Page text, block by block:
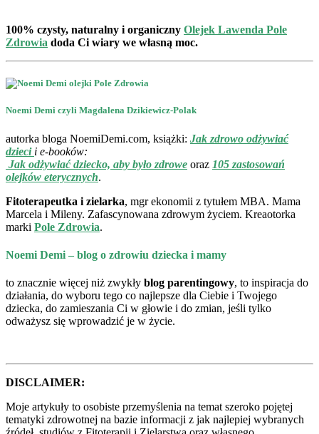
100% czysty, naturalny i organiczny Olejek Lawenda Pole
Zdrowia doda Ci wiary we własną moc.
Noemi Demi czyli Magdalena Dzikiewicz-Polak
autorka bloga NoemiDemi.com, książki: Jak zdrowo odżywiać
dzieci i e-booków:
Jak odżywiać dziecko, aby było zdrowe oraz 105 zastosowań
olejków eterycznych.
Fitoterapeutka i zielarka, mgr ekonomii z tytułem MBA. Mama
Marcela i Mileny. Zafascynowana zdrowym życiem. Kreaotorka
marki Pole Zdrowia.
Noemi Demi – blog o zdrowiu dziecka i mamy
to znacznie więcej niż zwykły blog parentingowy, to inspiracja do
działania, do wyboru tego co najlepsze dla Ciebie i Twojego
dziecka, do zamieszania Ci w głowie i do zmian, jeśli tylko
odważysz się wprowadzić je w życie.
DISCLAIMER:
Moje artykuły to osobiste przemyślenia na temat szeroko pojętej
tematyki zdrowotnej na bazie informacji z jak najlepiej wybranych